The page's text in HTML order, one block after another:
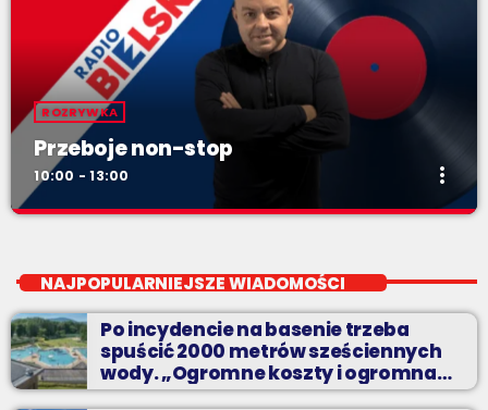
ROZRYWKA
Przeboje non-stop
10:00 - 13:00 more_vert
Najlepsze pasmo towarzyszące na Podbeskidziu! Konkursy,
akcje radiowe, rozmowy i oczywiście - starannie
wyselekcjonowane przeboje non-stop!
NAJPOPULARNIEJSZE WIADOMOŚCI
Po incydencie na basenie trzeba
spuścić 2000 metrów sześciennych
wody. „Ogromne koszty i ogromna
praca”